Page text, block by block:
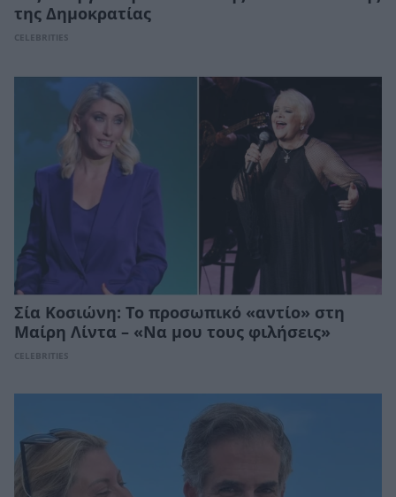
της Δημοκρατίας
CELEBRITIES
Σία Κοσιώνη: Το προσωπικό «αντίο» στη
Μαίρη Λίντα – «Να μου τους φιλήσεις»
CELEBRITIES